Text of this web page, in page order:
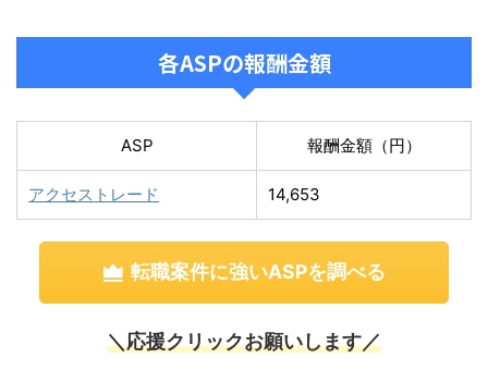
各ASPの報酬金額
ASP 報酬金額（円）
アクセストレード 14,653
転職案件に強いASPを調べる
＼応援クリックお願いします／